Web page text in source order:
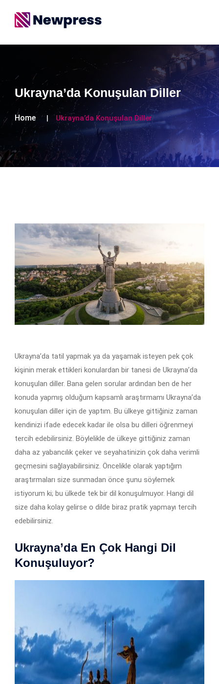
Ukrayna’da Konuşulan Diller
Home Ukrayna’da Konuşulan Diller
Ukrayna’da tatil yapmak ya da yaşamak isteyen pek çok
kişinin merak ettikleri konulardan bir tanesi de Ukrayna’da
konuşulan diller. Bana gelen sorular ardından ben de her
konuda yapmış olduğum kapsamlı araştırmamı Ukrayna’da
konuşulan diller için de yaptım. Bu ülkeye gittiğiniz zaman
kendinizi ifade edecek kadar ile olsa bu dilleri öğrenmeyi
tercih edebilirsiniz. Böylelikle de ülkeye gittiğiniz zaman
daha az yabancılık çeker ve seyahatinizin çok daha verimli
geçmesini sağlayabilirsiniz. Öncelikle olarak yaptığım
araştırmaları size sunmadan önce şunu söylemek
istiyorum ki; bu ülkede tek bir dil konuşulmuyor. Hangi dil
size daha kolay gelirse o dilde biraz pratik yapmayı tercih
edebilirsiniz.
Ukrayna’da En Çok Hangi Dil
Konuşuluyor?